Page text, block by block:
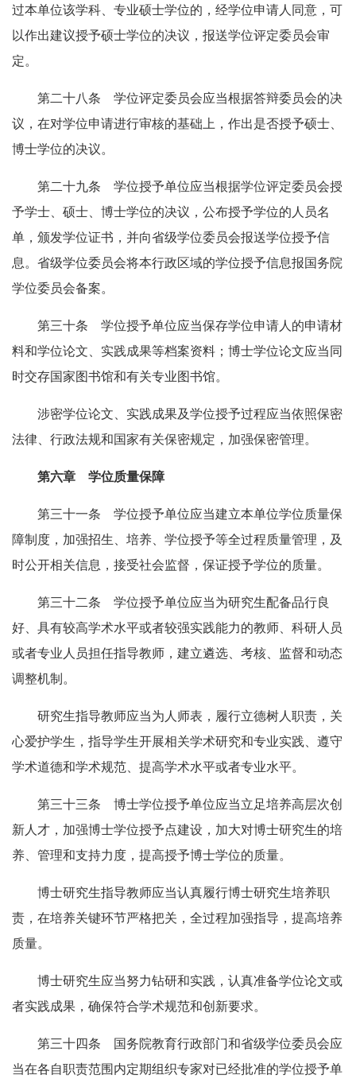
过本单位该学科、专业硕士学位的，经学位申请人同意，可
以作出建议授予硕士学位的决议，报送学位评定委员会审
定。
第二十八条 学位评定委员会应当根据答辩委员会的决
议，在对学位申请进行审核的基础上，作出是否授予硕士、
博士学位的决议。
第二十九条 学位授予单位应当根据学位评定委员会授
予学士、硕士、博士学位的决议，公布授予学位的人员名
单，颁发学位证书，并向省级学位委员会报送学位授予信
息。省级学位委员会将本行政区域的学位授予信息报国务院
学位委员会备案。
第三十条 学位授予单位应当保存学位申请人的申请材
料和学位论文、实践成果等档案资料；博士学位论文应当同
时交存国家图书馆和有关专业图书馆。
涉密学位论文、实践成果及学位授予过程应当依照保密
法律、行政法规和国家有关保密规定，加强保密管理。
第六章 学位质量保障
第三十一条 学位授予单位应当建立本单位学位质量保
障制度，加强招生、培养、学位授予等全过程质量管理，及
时公开相关信息，接受社会监督，保证授予学位的质量。
第三十二条 学位授予单位应当为研究生配备品行良
好、具有较高学术水平或者较强实践能力的教师、科研人员
或者专业人员担任指导教师，建立遴选、考核、监督和动态
调整机制。
研究生指导教师应当为人师表，履行立德树人职责，关
心爱护学生，指导学生开展相关学术研究和专业实践、遵守
学术道德和学术规范、提高学术水平或者专业水平。
第三十三条 博士学位授予单位应当立足培养高层次创
新人才，加强博士学位授予点建设，加大对博士研究生的培
养、管理和支持力度，提高授予博士学位的质量。
博士研究生指导教师应当认真履行博士研究生培养职
责，在培养关键环节严格把关，全过程加强指导，提高培养
质量。
博士研究生应当努力钻研和实践，认真准备学位论文或
者实践成果，确保符合学术规范和创新要求。
第三十四条 国务院教育行政部门和省级学位委员会应
当在各自职责范围内定期组织专家对已经批准的学位授予单